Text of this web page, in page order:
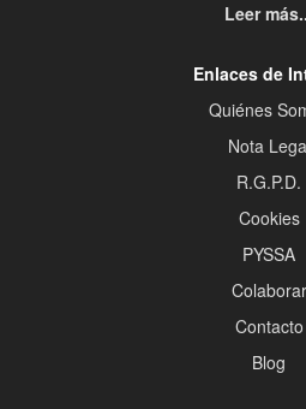
Leer
Enlaces de
Quiénes
Nota
R.G.P.D.
Cookies
PYSSA
Colaborar
Contacto
Blog